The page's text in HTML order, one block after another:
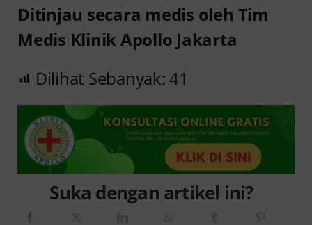
Ditinjau secara medis oleh Tim
Medis Klinik Apollo Jakarta
Dilihat Sebanyak:41
Suka dengan artikel ini?